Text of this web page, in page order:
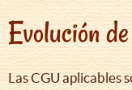
Evolución
Las CGU aplicables